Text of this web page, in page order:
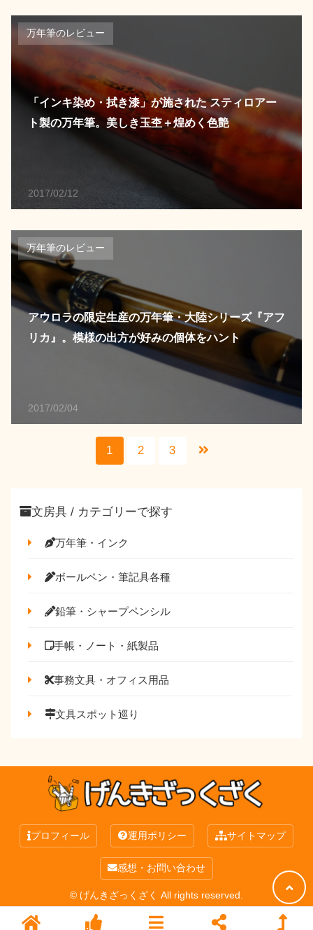
万年筆のレビュー
2017/02/12
「インキ染め・拭き漆」が施された スティロアー
ト製の万年筆。美しき玉杢＋煌めく色艶
万年筆のレビュー
2017/02/04
アウロラの限定生産の万年筆・大陸シリーズ『アフ
リカ』。模様の出方が好みの個体をハント
1 2 3
文房具 / カテゴリーで探す
万年筆・インク
ボールペン・筆記具各種
鉛筆・シャープペンシル
手帳・ノート・紙製品
事務文具・オフィス用品
文具スポット巡り
プロフィール 運用ポリシー サイトマップ
感想・お問い合わせ
© げんきざっくざく All rights reserved.